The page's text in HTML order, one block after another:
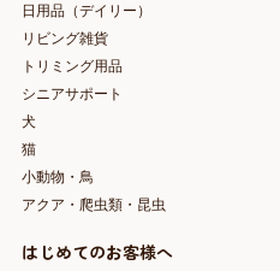
日用品（デイリー）
リビング雑貨
トリミング用品
シニアサポート
犬
猫
小動物・鳥
アクア・爬虫類・昆虫
はじめてのお客様へ